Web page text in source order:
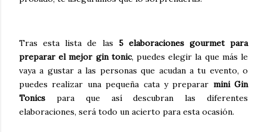
Tras esta lista de las 5 elaboraciones gourmet para
preparar el mejor gin tonic, puedes elegir la que más le
vaya a gustar a las personas que acudan a tu evento, o
puedes realizar una pequeña cata y preparar mini Gin
Tonics para que así descubran las diferentes
elaboraciones, será todo un acierto para esta ocasión.